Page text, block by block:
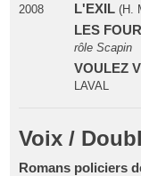
2008
L'EXIL(H.
LES
rôle Scapin
VOULEZ
LAVAL
Voix /
Romans policiers